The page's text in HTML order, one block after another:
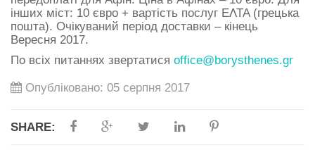
інших міст: 10 євро + вартість послуг ΕΛΤΑ (грецька
пошта). Очікуваний період доставки – кінець
Вересня 2017.
По всіх питаннях звертатися office@borysthenes.gr
Опубліковано: 05 серпня 2017
SHARE: